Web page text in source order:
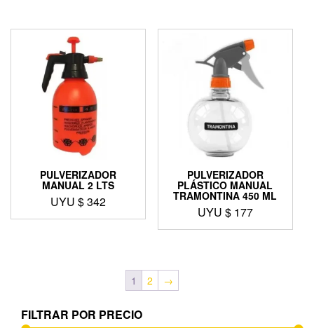
PULVERIZADOR
MANUAL 2 LTS
UYU $342
PULVERIZADOR
PLÁSTICO MANUAL
TRAMONTINA 450 ML
UYU $ 177
1 2 →
FILTRAR POR PRECIO